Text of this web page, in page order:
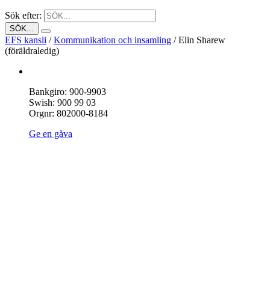
Sök efter:
EFS kansli /Kommunikation och insamling /Elin Sharew
(föräldraledig)
Bankgiro: 900-9903
Swish: 900 99 03
Orgnr: 802000-8184
Ge en gåva